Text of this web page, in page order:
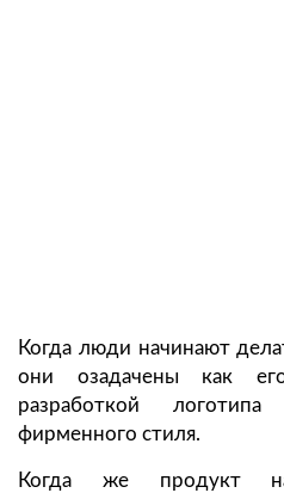
Когда люди начинают
они озадачены как
разработкой
фирменного стиля.
Когда же продукт